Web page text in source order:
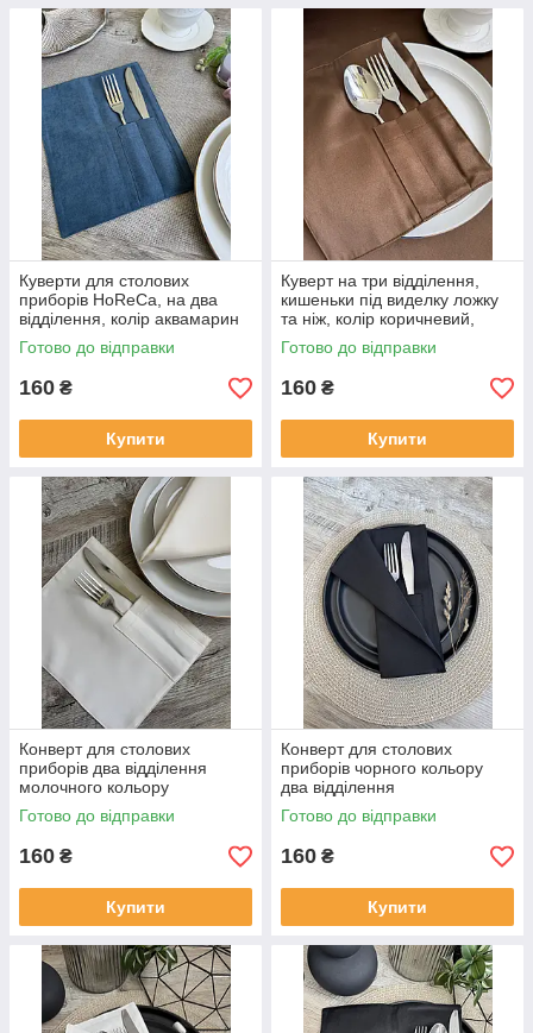
Куверти для столових
приборів HoReCa, на два
відділення, колір аквамарин
Готово до відправки
160 ₴
Купити
Куверт на три відділення,
кишеньки під виделку ложку
та ніж, колір коричневий,
водовідштовхувальний
Готово до відправки
160 ₴
Купити
Конверт для столових
приборів два відділення
молочного кольору
Готово до відправки
160 ₴
Купити
Конверт для столових
приборів чорного кольору
два відділення
Готово до відправки
160 ₴
Купити